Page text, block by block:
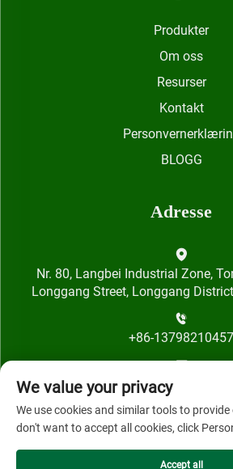
Produkter
Om oss
Resurser
Kontakt
BLOGG
Adresse
Nr. 80, Langbei Industrial Zone,
Longgang Street, Longgang
+86-13798210457
[email protected]
We value your privacy
We use cookies and similar tools to
don't want to accept all cookies, click
Accept all